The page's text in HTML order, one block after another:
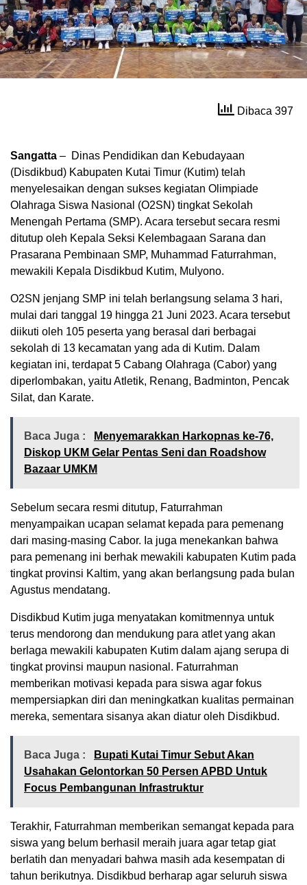
Dibaca 397
Sangatta – Dinas Pendidikan dan Kebudayaan
(Disdikbud) Kabupaten Kutai Timur (Kutim) telah
menyelesaikan dengan sukses kegiatan Olimpiade
Olahraga Siswa Nasional (O2SN) tingkat Sekolah
Menengah Pertama (SMP). Acara tersebut secara resmi
ditutup oleh Kepala Seksi Kelembagaan Sarana dan
Prasarana Pembinaan SMP, Muhammad Faturrahman,
mewakili Kepala Disdikbud Kutim, Mulyono.
O2SN jenjang SMP ini telah berlangsung selama 3 hari,
mulai dari tanggal 19 hingga 21 Juni 2023. Acara tersebut
diikuti oleh 105 peserta yang berasal dari berbagai
sekolah di 13 kecamatan yang ada di Kutim. Dalam
kegiatan ini, terdapat 5 Cabang Olahraga (Cabor) yang
diperlombakan, yaitu Atletik, Renang, Badminton, Pencak
Silat, dan Karate.
Baca Juga :
Menyemarakkan Harkopnas ke-76,
Diskop UKM Gelar Pentas Seni dan Roadshow
Bazaar UMKM
Sebelum secara resmi ditutup, Faturrahman
menyampaikan ucapan selamat kepada para pemenang
dari masing-masing Cabor. Ia juga menekankan bahwa
para pemenang ini berhak mewakili kabupaten Kutim pada
tingkat provinsi Kaltim, yang akan berlangsung pada bulan
Agustus mendatang.
Disdikbud Kutim juga menyatakan komitmennya untuk
terus mendorong dan mendukung para atlet yang akan
berlaga mewakili kabupaten Kutim dalam ajang serupa di
tingkat provinsi maupun nasional. Faturrahman
memberikan motivasi kepada para siswa agar fokus
mempersiapkan diri dan meningkatkan kualitas permainan
mereka, sementara sisanya akan diatur oleh Disdikbud.
Baca Juga :
Bupati Kutai Timur Sebut Akan
Usahakan Gelontorkan 50 Persen APBD Untuk
Focus Pembangunan Infrastruktur
Terakhir, Faturrahman memberikan semangat kepada para
siswa yang belum berhasil meraih juara agar tetap giat
berlatih dan menyadari bahwa masih ada kesempatan di
tahun berikutnya. Disdikbud berharap agar seluruh siswa